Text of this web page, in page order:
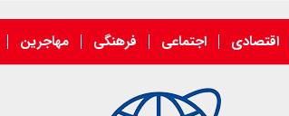
اقتصادی اجتماعی فرهنگی مهاجرین